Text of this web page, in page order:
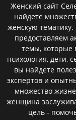
Женский сайт
найдете
женскую
предоставляем
темы, которые
психология, дети,
вы найдете
экспертов и
множество
женщина
цель -